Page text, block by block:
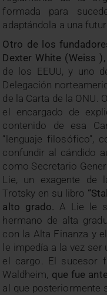
formada para
adaptándola a una
Otro de los
Dexter White (Weiss ),
de los EEUU, y uno
Delegación
de la Carta de la ONU.
el encargado de
contenido de esa
“lenguaje filosófico”,
confundir al cándido
como Secretario
Lie, un exagente de
Trotsky en su libro
alto grado. A Lie le
hermano de alta
con la Alta Finanza y
le impedía a la vez
el cargo. El sucesor
Waldheim, que fue
al que posteriormente